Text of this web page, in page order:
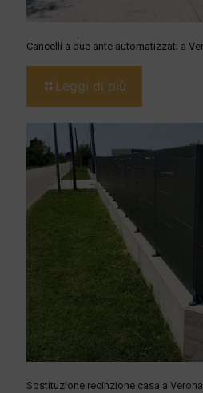
Cancelli a due ante automatizzati a
Leggi di più
Sostituzione recinzione casa a